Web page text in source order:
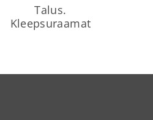
Talus.
Kleepsuraamat